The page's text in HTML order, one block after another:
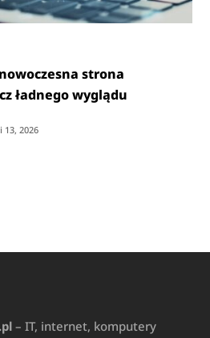
strona
ładnego wyglądu
13, 2026
– IT, internet, komputery